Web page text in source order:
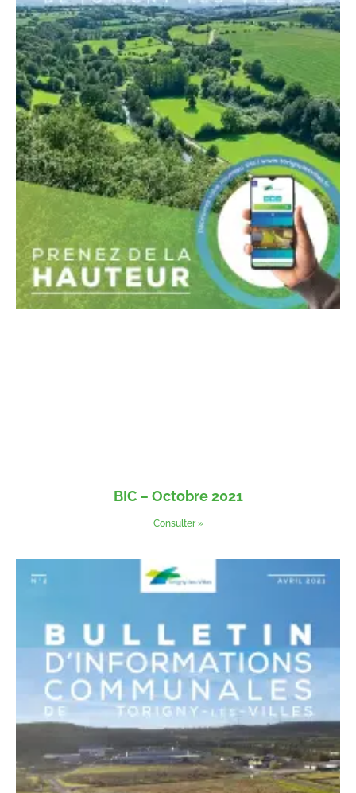
BIC – Octobre 2021
Consulter »